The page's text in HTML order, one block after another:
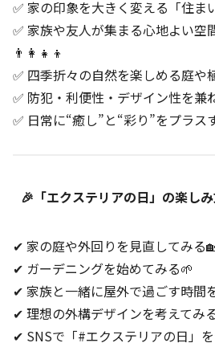
✅ 家の印象を大きく変える「住ま
✅ 家族や友人が集まる心地よい空
👨‍👩‍👧‍👦
✅ 四季折々の自然を楽しめる庭や
✅ 防犯・利便性・デザイン性を兼
✅ 日常に“癒し”と“彩り”をプラス
🎉「エクステリアの日」の楽し
✔ 家の庭や外回りを見直してみる
✔ ガーデニングを始めてみる🌱
✔ 家族と一緒に屋外で過ごす時間
✔ 理想の外構デザインを考えてみ
✔ SNSで「#エクステリアの日」